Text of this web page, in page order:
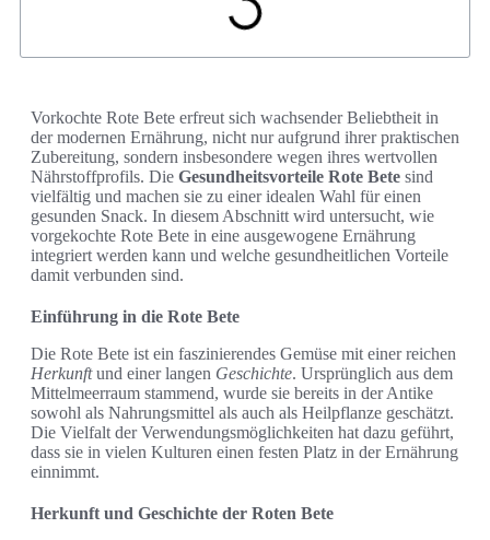
Vorkochte Rote Bete erfreut sich wachsender Beliebtheit in
der modernen Ernährung, nicht nur aufgrund ihrer praktischen
Zubereitung, sondern insbesondere wegen ihres wertvollen
Nährstoffprofils. Die Gesundheitsvorteile Rote Bete sind
vielfältig und machen sie zu einer idealen Wahl für einen
gesunden Snack. In diesem Abschnitt wird untersucht, wie
vorgekochte Rote Bete in eine ausgewogene Ernährung
integriert werden kann und welche gesundheitlichen Vorteile
damit verbunden sind.
Einführung in die Rote Bete
Die Rote Bete ist ein faszinierendes Gemüse mit einer reichen
Herkunftund einer langen Geschichte. Ursprünglich aus dem
Mittelmeerraum stammend, wurde sie bereits in der Antike
sowohl als Nahrungsmittel als auch als Heilpflanze geschätzt.
Die Vielfalt der Verwendungsmöglichkeiten hat dazu geführt,
dass sie in vielen Kulturen einen festen Platz in der Ernährung
einnimmt.
Herkunft und Geschichte der Roten Bete